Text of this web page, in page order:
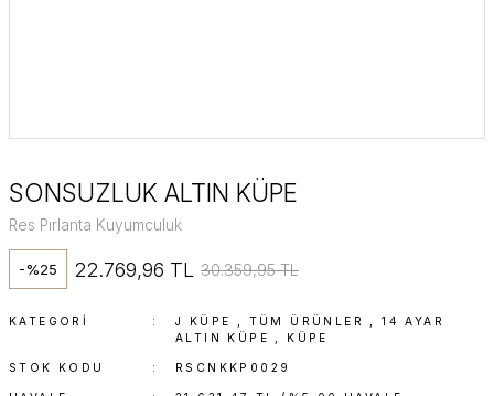
SONSUZLUK ALTIN KÜPE
Res Pırlanta Kuyumculuk
-%25 22.769,96 TL 30.359,95 TL
KATEGORI J KÜPE TÜM ÜRÜNLER ,14 AYAR
ALTIN KÜPE
KÜPE
STOK KODU RSCNKKP0029